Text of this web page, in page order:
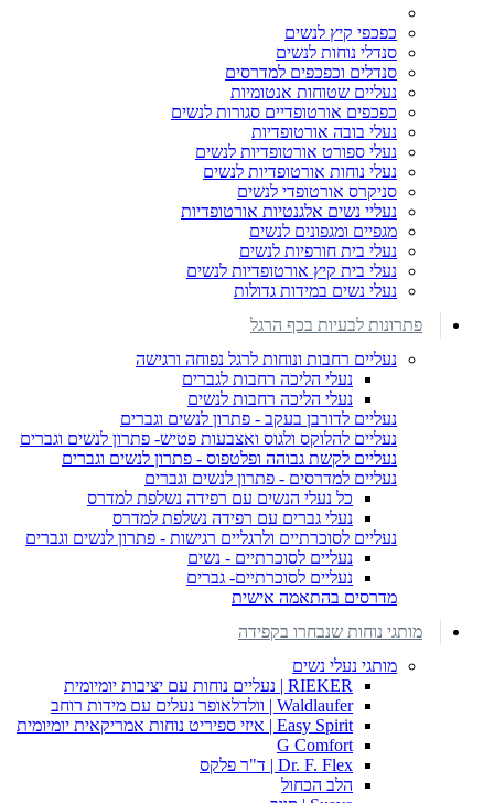
כפכפי קיץ לנשים
סנדלי נוחות לנשים
סנדלים וכפכפים למדרסים
נעליים שטוחות אנטומיות
כפכפים אורטופדיים סגורות לנשים
נעלי בובה אורטופדיות
נעלי ספורט אורטופדיות לנשים
נעלי נוחות אורטופדיות לנשים
סניקרס אורטופדי לנשים
נעליי נשים אלגנטיות אורטופדיות
מגפיים ומגפונים לנשים
נעלי בית חורפיות לנשים
נעלי בית קיץ אורטופדיות לנשים
נעלי נשים במידות גדולות
פתרונות לבעיות בכף הרגל
נעליים רחבות ונוחות לרגל נפוחה ורגישה
נעלי הליכה רחבות לגברים
נעלי הליכה רחבות לנשים
נעליים לדורבן בעקב - פתרון לנשים וגברים
נעליים להלוקס ולגוס ואצבעות פטיש- פתרון לנשים וגברים
נעליים לקשת גבוהה ופלטפוס - פתרון לנשים וגברים
נעליים למדרסים - פתרון לנשים וגברים
כל נעלי הנשים עם רפידה נשלפת למדרס
נעלי גברים עם רפידה נשלפת למדרס
נעליים לסוכרתיים ולרגליים רגישות - פתרון לנשים וגברים
נעליים לסוכרתיים - נשים
נעליים לסוכרתיים- גברים
מדרסים בהתאמה אישית
מותגי נוחות שנבחרו בקפידה
מותגי נעלי נשים
RIEKER | נעליים נוחות עם יציבות יומיומית
Waldlaufer | וולדלאופר נעלים עם מידות רוחב
Easy Spirit | איזי ספיריט נוחות אמריקאית יומיומית
G Comfort
Dr. F. Flex | ד"ר פלקס
הלב הכחול